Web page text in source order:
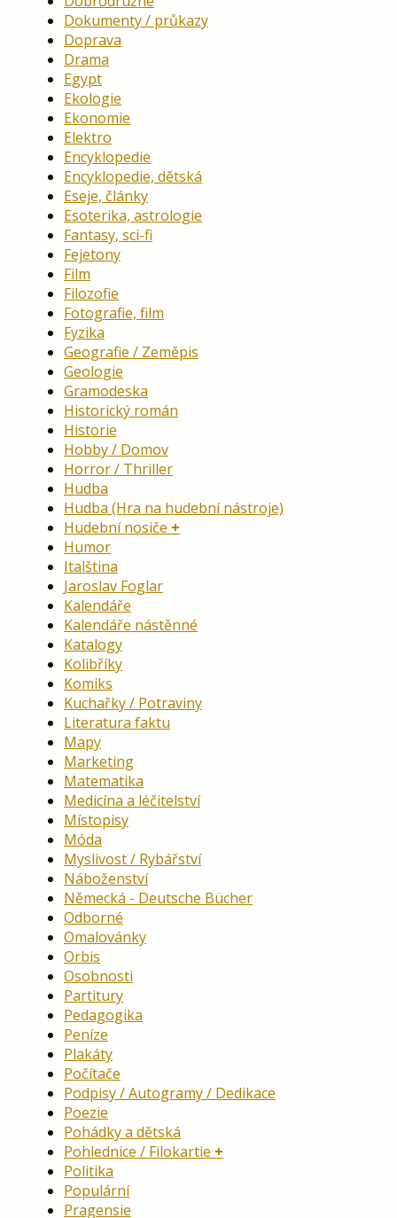
Dokumenty / průkazy
Doprava
Drama
Egypt
Ekologie
Ekonomie
Elektro
Encyklopedie
Encyklopedie, dětská
Eseje, články
Esoterika, astrologie
Fantasy, sci-fi
Fejetony
Film
Filozofie
Fotografie, film
Fyzika
Geografie / Zeměpis
Geologie
Gramodeska
Historický román
Historie
Hobby / Domov
Horror / Thriller
Hudba
Hudba (Hra na hudební nástroje)
Hudební nosiče
Humor
Italština
Jaroslav Foglar
Kalendáře
Kalendáře nástěnné
Katalogy
Kolibříky
Komiks
Kuchařky / Potraviny
Literatura faktu
Mapy
Marketing
Matematika
Medicína a léčitelství
Místopisy
Móda
Myslivost / Rybářství
Náboženství
Německá - Deutsche Bücher
Odborné
Omalovánky
Orbis
Osobnosti
Partitury
Pedagogika
Peníze
Plakáty
Počítače
Podpisy / Autogramy / Dedikace
Poezie
Pohádky a dětská
Pohlednice / Filokartie
Politika
Populární
Pragensie